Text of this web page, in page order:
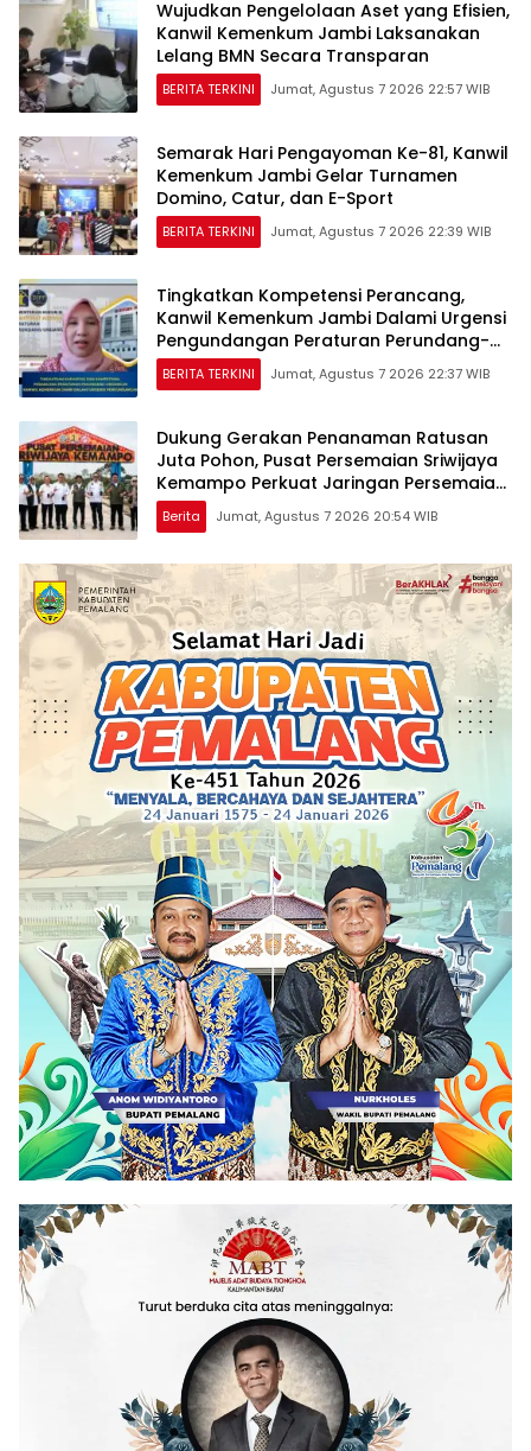
Wujudkan Pengelolaan Aset yang Efisien,
Kanwil Kemenkum Jambi Laksanakan
Lelang BMN Secara Transparan
BERITA TERKINI Jumat, Agustus 7 2026 22:57 WIB
Semarak Hari Pengayoman Ke-81, Kanwil
Kemenkum Jambi Gelar Turnamen
Domino, Catur, dan E-Sport
BERITA TERKINI Jumat, Agustus 7 2026 22:39 WIB
Tingkatkan Kompetensi Perancang,
Kanwil Kemenkum Jambi Dalami Urgensi
Pengundangan Peraturan Perundang-
undangan
BERITA TERKINI Jumat, Agustus 7 2026 22:37 WIB
Dukung Gerakan Penanaman Ratusan
Juta Pohon, Pusat Persemaian Sriwijaya
Kemampo Perkuat Jaringan Persemaian
Nasional*
Berita Jumat, Agustus 7 2026 20:54 WIB